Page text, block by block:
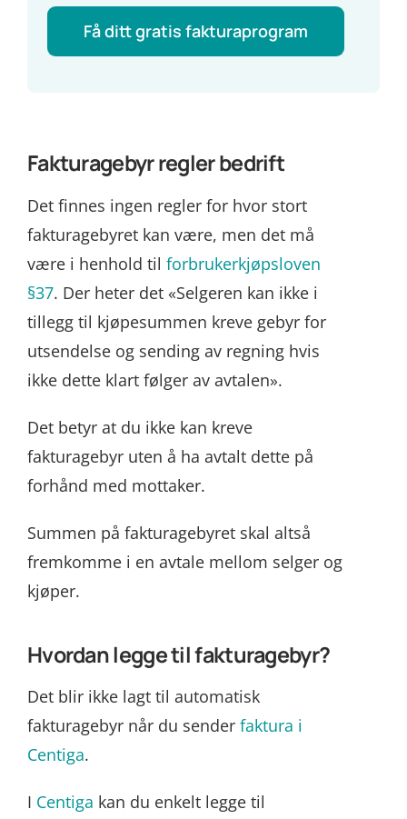
Få ditt gratis fakturaprogram
Fakturagebyr regler bedrift
Det finnes ingen regler for hvor stort
fakturagebyret kan være, men det må
være i henhold til forbrukerkjøpsloven
§37. Der heter det «Selgeren kan ikke i
tillegg til kjøpesummen kreve gebyr for
utsendelse og sending av regning hvis
ikke dette klart følger av avtalen».
Det betyr at du ikke kan kreve
fakturagebyr uten å ha avtalt dette på
forhånd med mottaker.
Summen på fakturagebyret skal altså
fremkomme i en avtale mellom selger og
kjøper.
Hvordan legge til fakturagebyr?
Det blir ikke lagt til automatisk
fakturagebyr når du sender faktura i
Centiga.
I Centiga kan du enkelt legge til